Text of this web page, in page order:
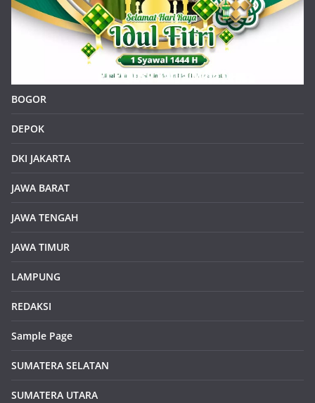
BOGOR
DEPOK
DKI JAKARTA
JAWA BARAT
JAWA TENGAH
JAWA TIMUR
LAMPUNG
REDAKSI
Sample Page
SUMATERA SELATAN
SUMATERA UTARA